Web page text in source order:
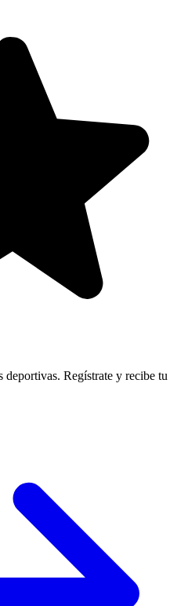
deportivas. Regístrate y recibe tu